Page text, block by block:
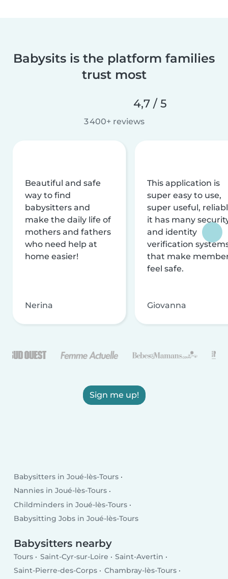
Babysits is the platform families
trust most
4,7 / 5
3 400+ reviews
Beautiful and safe
way to find
babysitters and
make the daily life of
mothers and fathers
who need help at
home easier!
Nerina
This application is
super easy to use,
super useful,
it has many
and identity
verification
that make
feel safe.
Giovanna
Sign me up!
Babysitters in Joué-lès-Tours
Nannies in Joué-lès-Tours
Childminders in Joué-lès-Tours
Babysitting Jobs in Joué-lès-Tours
Babysitters nearby
Tours Saint-Cyr-sur-Loire
Saint-Avertin
Saint-Pierre-des-Corps
Chambray-lès-Tours